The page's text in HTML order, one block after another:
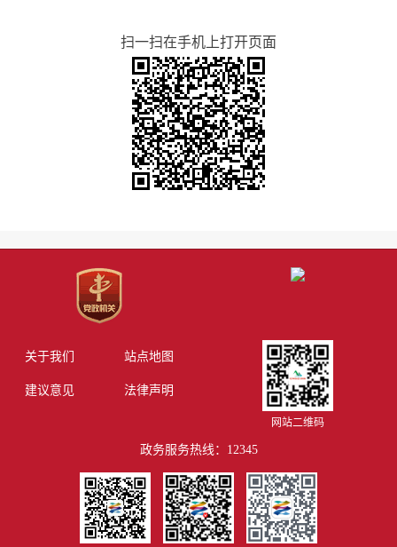
扫一扫在手机上打开页面
关于我们 站点地图
建议意见 法律声明
网站二维码
政务服务热线：12345